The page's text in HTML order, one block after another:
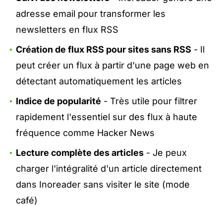
adresse email pour transformer les
newsletters en flux RSS
Création de flux RSS pour sites sans RSS - Il
peut créer un flux à partir d'une page web en
détectant automatiquement les articles
Indice de popularité - Très utile pour filtrer
rapidement l'essentiel sur des flux à haute
fréquence comme Hacker News
Lecture complète des articles - Je peux
charger l'intégralité d'un article directement
dans Inoreader sans visiter le site (mode
café)